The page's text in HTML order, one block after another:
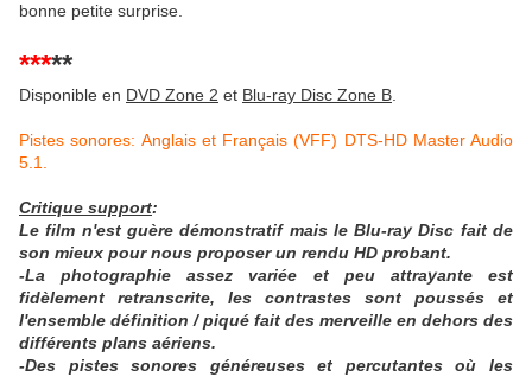
bonne petite surprise.
*****
Disponible en DVD Zone 2 et Blu-ray Disc Zone B
Pistes sonores: Anglais et Français (VFF) DTS-HD Master Audio
5.1.
Critique support:
Le film n'est guère démonstratif mais le Blu-ray Disc fait de
son mieux pour nous proposer un rendu HD probant.
-La photographie assez variée et peu attrayante est
fidèlement retranscrite, les contrastes sont poussés et
l'ensemble définition / piqué fait des merveille en dehors des
différents plans aériens.
-Des pistes sonores généreuses et percutantes où les